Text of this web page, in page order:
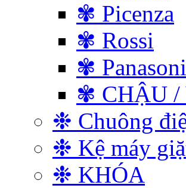
✾ Picenza
✾ Rossi
✾
✾ CHẬU /
❉ Chuông
❉ Kệ máy
❉ KHÓA